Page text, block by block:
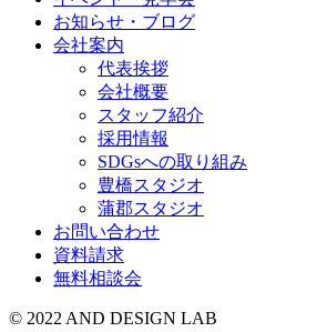
お知らせ・ブログ
会社案内
代表挨拶
会社概要
スタッフ紹介
採用情報
SDGsへの取り組み
豊橋スタジオ
蒲郡スタジオ
お問い合わせ
資料請求
無料相談会
© 2022 AND DESIGN LAB